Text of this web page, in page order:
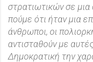
στρατιωτικών σε
πούμε ότι ήταν μια
άνθρωποι, οι
αντισταθούν με
Δημοκρατική την